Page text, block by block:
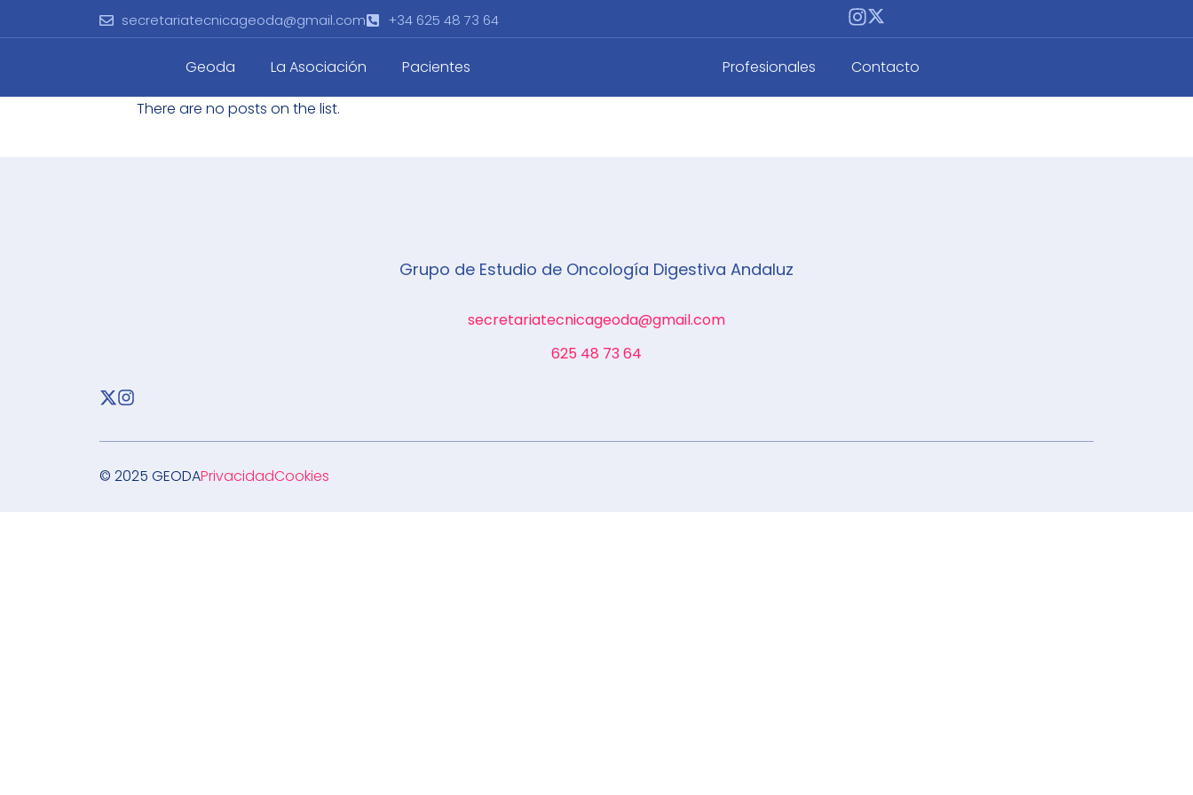
secretariatecnicageoda@gmail.com +34 625 48 73 64
Geoda La Asociación Pacientes Profesionales Contacto
There are no posts on the list.
Grupo de Estudio de Oncología Digestiva Andaluz
secretariatecnicageoda@gmail.com
625 48 73 64
© 2025 GEODAPrivacidadCookies